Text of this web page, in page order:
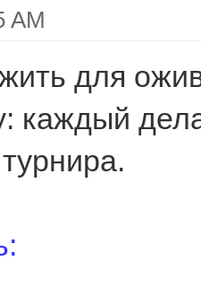
AM
для
каждый